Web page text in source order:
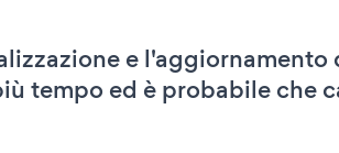
e l'aggiornamento
tempo ed è probabile che